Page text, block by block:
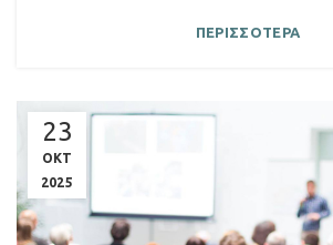
ΠΕΡΙΣΣΟΤΕΡΑ
23
ΟΚΤ
2025